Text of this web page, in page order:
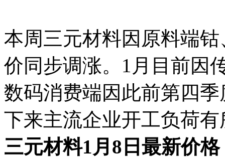
本周三元材料因原料端
价同步调涨。1月目前因
数码消费端因此前第四
下来主流企业开工负荷
三元材料1月8日最新价格